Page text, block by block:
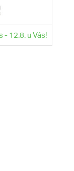
- 12.8. u Vás!